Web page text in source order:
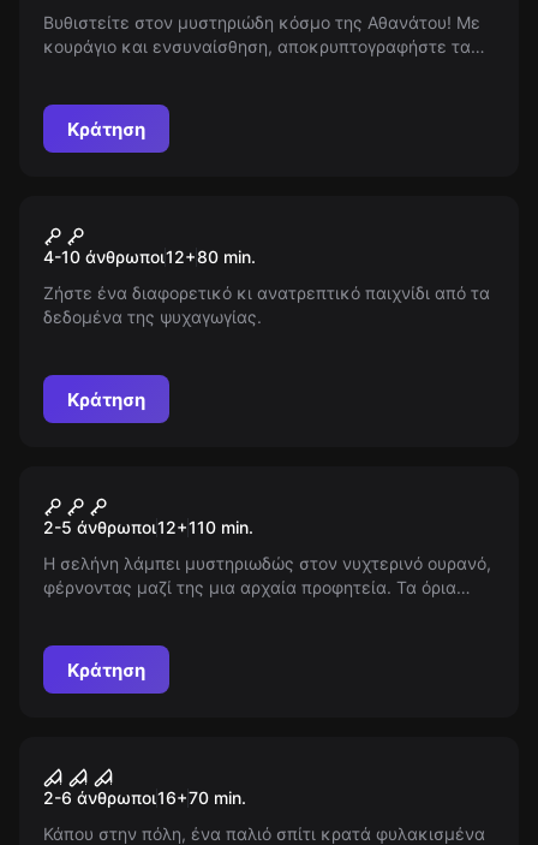
Βυθιστείτε στον μυστηριώδη κόσμο της Αθανάτου! Με
κουράγιο και ενσυναίσθηση, αποκρυπτογραφήστε τα
έτοιμοι για την αναζήτηση του αιώνιου θησαυρού;
Κράτηση
Νέος
The Purge
4-10 άνθρωποι12+80 min.
Ζήστε ένα διαφορετικό κι ανατρεπτικό παιχνίδι από τα
δεδομένα της ψυχαγωγίας.
Κράτηση
Zoe
2-5 άνθρωποι12+110 min.
Η σελήνη λάμπει μυστηριωδώς στον νυχτερινό ουρανό,
φέρνοντας μαζί της μια αρχαία προφητεία. Τα όρια
το τέλος, άλλοι για μια νέα αρχή...
Κράτηση
Necromancy
2-6 άνθρωποι16+70 min.
Κάπου στην πόλη, ένα παλιό σπίτι κρατά φυλακισμένα